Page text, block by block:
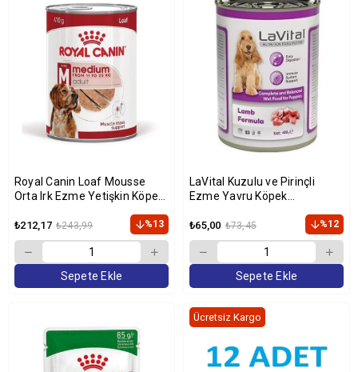
Royal Canin Loaf Mousse
Orta Irk Ezme Yetişkin Köpek
₺212,17 ₺243,99 %13
Sepete Ekle
LaVital Kuzulu ve Pirinçli
Ezme Yavru Köpek
₺65,00 ₺73,45 %12
Sepete Ekle
Ücretsiz Kargo